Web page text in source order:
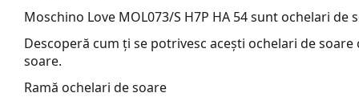
Moschino Love MOL073/S H7P HA 54sunt ochelari de
Descoperă cum ți se potrivesc acești ochelari de
soare.
Ramă ochelari de soare